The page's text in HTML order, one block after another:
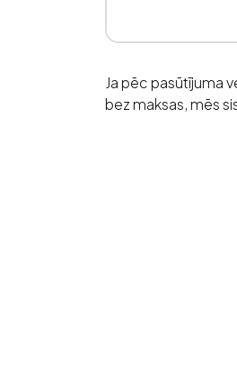
Ja pēc pasūtījuma
bez maksas, mēs